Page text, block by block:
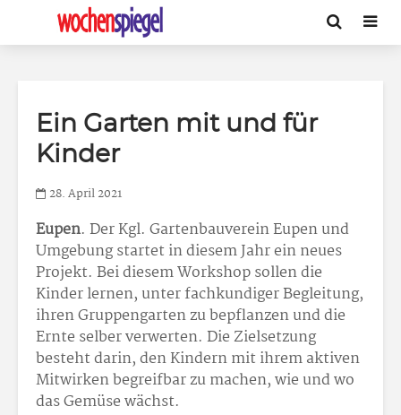
Ein Garten mit und für
Kinder
28. April 2021
Eupen. Der Kgl. Gartenbauverein Eupen und
Umgebung startet in diesem Jahr ein neues
Projekt. Bei diesem Workshop sollen die
Kinder lernen, unter fachkundiger Begleitung,
ihren Gruppengarten zu bepflanzen und die
Ernte selber verwerten. Die Zielsetzung
besteht darin, den Kindern mit ihrem aktiven
Mitwirken begreifbar zu machen, wie und wo
das Gemüse wächst.